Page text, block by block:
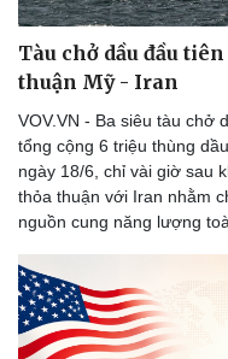
Sức khỏe
Dinh dưỡng - món ngon
Cây thuốc
Sản phụ khoa
Nhi khoa
Nam khoa
Làm đẹp - giảm cân
Phòng mạch online
Ăn sạch sống khỏe
Tàu chở dầu đầu
thuận Mỹ - Iran
VOV.VN - Ba siêu tàu chở
tổng cộng 6 triệu thùng
ngày 18/6, chỉ vài giờ sau
thỏa thuận với Iran nhằm
nguồn cung năng lượng